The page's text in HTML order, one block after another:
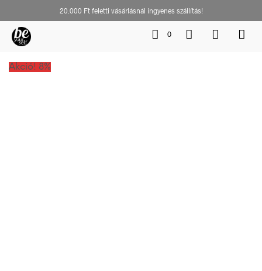
20.000 Ft feletti vásárlásnál ingyenes szállítás!
0
Akció! 8%